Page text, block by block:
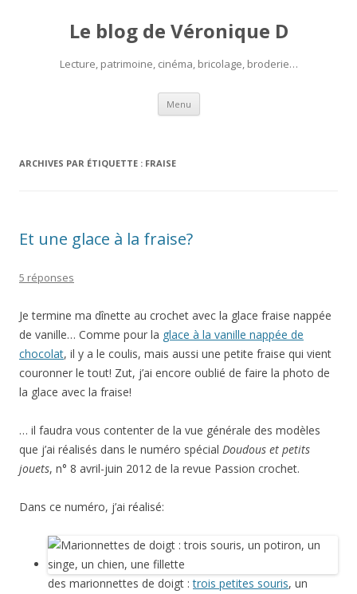
Le blog de Véronique D
Lecture, patrimoine, cinéma, bricolage, broderie…
Menu Aller
contenu
ARCHIVES PAR ÉTIQUETTE : FRAISE
Et une glace à la fraise?
5 réponses
Je termine ma dînette au crochet avec la glace fraise nappée
de vanille… Comme pour la glace à la vanille nappée de
chocolat, il y a le coulis, mais aussi une petite fraise qui vient
couronner le tout! Zut, j’ai encore oublié de faire la photo de
la glace avec la fraise!
… il faudra vous contenter de la vue générale des modèles
que j’ai réalisés dans le numéro spécial Doudous et petits
jouets, n° 8 avril-juin 2012 de la revue Passion crochet.
Dans ce numéro, j’ai réalisé:
des marionnettes de doigt :trois petites souris, un